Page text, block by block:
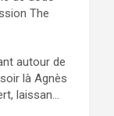
The
autour de
là Agnès
laissan...